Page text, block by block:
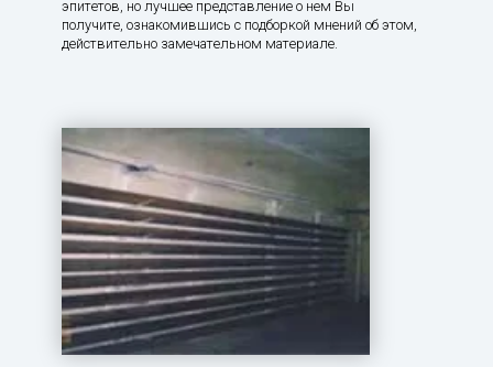
эпитетов, но лучшее представление о нем Вы
получите, ознакомившись с подборкой мнений об этом,
действительно замечательном материале.